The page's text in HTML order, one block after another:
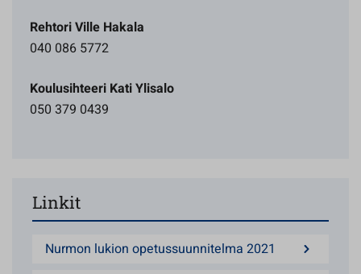
Rehtori Ville Hakala
040 086 5772
Koulusihteeri Kati Ylisalo
050 379 0439
Linkit
Nurmon lukion opetussuunnitelma 2021